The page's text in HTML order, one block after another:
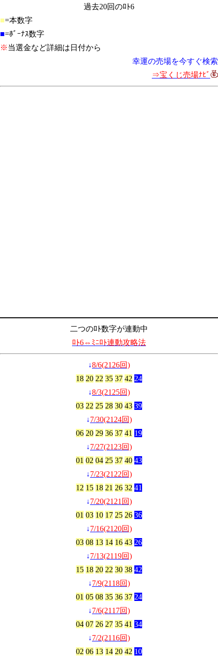
過去20回のﾛﾄ6
■=本数字
■=ﾎﾞｰﾅｽ数字
※当選金など詳細は日付から
幸運の売場を今すぐ検索
⇒宝くじ売場ﾅﾋﾞ
二つのﾛﾄ数字が連動中
ﾛﾄ6⇔ﾐﾆﾛﾄ連動攻略法
↓8/6(2126回)
18 20 22 35 37 42 24
↓8/3(2125回)
03 22 25 28 30 43 39
↓7/30(2124回)
06 20 29 36 37 41 19
↓7/27(2123回)
01 02 04 25 37 40 43
↓7/23(2122回)
12 15 18 21 26 32 41
↓7/20(2121回)
01 03 10 17 25 26 36
↓7/16(2120回)
03 08 13 14 16 43 26
↓7/13(2119回)
15 18 20 22 30 38 42
↓7/9(2118回)
01 05 08 35 36 37 24
↓7/6(2117回)
04 07 26 27 35 41 34
↓7/2(2116回)
02 06 13 14 20 42 10